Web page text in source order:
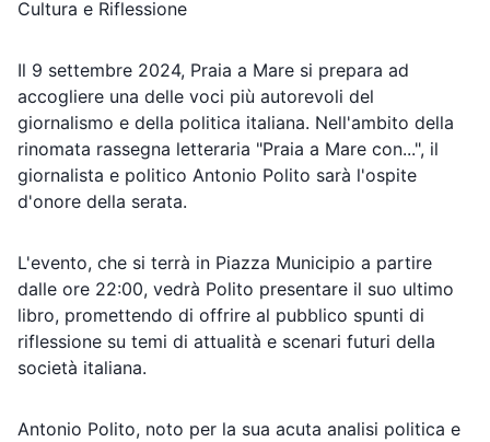
Cultura e Riflessione
Il 9 settembre 2024, Praia a Mare si prepara ad
accogliere una delle voci più autorevoli del
giornalismo e della politica italiana. Nell'ambito della
rinomata rassegna letteraria "Praia a Mare con...", il
giornalista e politico Antonio Polito sarà l'ospite
d'onore della serata.
L'evento, che si terrà in Piazza Municipio a partire
dalle ore 22:00, vedrà Polito presentare il suo ultimo
libro, promettendo di offrire al pubblico spunti di
riflessione su temi di attualità e scenari futuri della
società italiana.
Antonio Polito, noto per la sua acuta analisi politica e